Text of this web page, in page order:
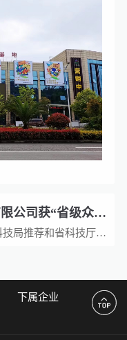
水富蔚岚电子商务有限公司获“省级众创空间”认定
经单位申报、州（市）科技局推荐和省科技厅组织的材料初审、现场查验、综合评审、厅务会审议等工作程序，天度集团旗下水富蔚岚电子商务有限公司获“省级众创空间”认定

下属企业